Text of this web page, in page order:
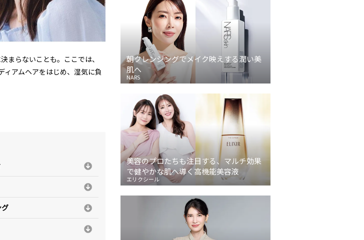
まらないことも。ここでは、
ィアムヘアをはじめ、湿気に負
朝クレンジングでメイク映えする潤い美
肌へ
NARS
美容のプロたちも注目する、マルチ効果
で健やかな肌へ導く高機能美容液
エリクシール